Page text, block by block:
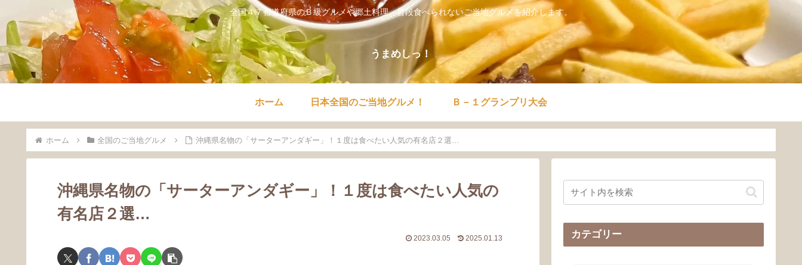
全国４７都道府県のＢ級グルメや郷土料理。普段食べられないご当地グルメを紹介します。
うまめしっ！
ホーム 日本全国のご当地グルメ！ Ｂ－１グランプリ大会
ホーム 全国のご当地グルメ 沖縄県名物の「サーターアンダギー」！１度は食べたい人気の有名店２選…
沖縄県名物の「サーターアンダギー」！１度は食べたい人気の
有名店２選…
2023.03.05 2025.01.13 カテゴリー